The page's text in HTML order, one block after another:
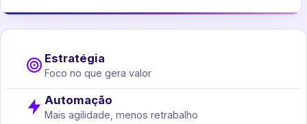
Estratégia
Foco no que gera valor
Automação
Mais agilidade, menos retrabalho